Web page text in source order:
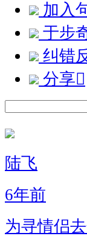
加入
于步
纠错
分享
陆飞
6年前
为寻情侣